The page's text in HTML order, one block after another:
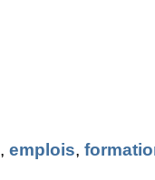
, emplois,